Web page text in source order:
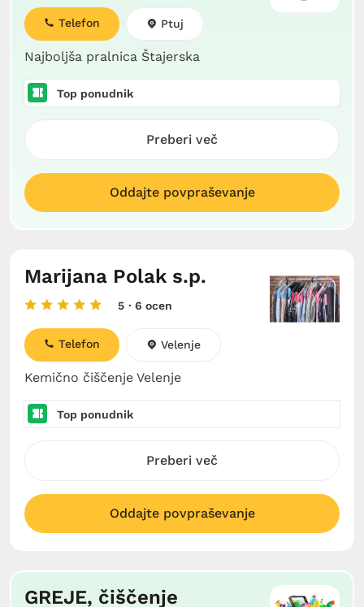
Najboljša pralnica Štajerska
Telefon Ptuj
Top ponudnik
Preberi več
Oddajte povpraševanje
Marijana Polak s.p.
5 · 6 ocen
Kemično čiščenje Velenje
Telefon Velenje
Top ponudnik
Preberi več
Oddajte povpraševanje
GREJE, čiščenje